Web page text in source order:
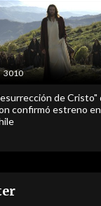
3010
de Cristo"
confirmó estreno